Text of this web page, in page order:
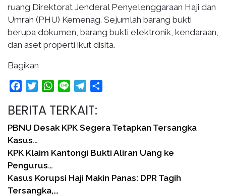
ruang Direktorat Jenderal Penyelenggaraan Haji dan
Umrah (PHU) Kemenag. Sejumlah barang bukti
berupa dokumen, barang bukti elektronik, kendaraan,
dan aset properti ikut disita.
Bagikan
FacebookTwitterWhatsApp
Line Telegram
BERITA TERKAIT:
PBNU Desak KPK Segera Tetapkan Tersangka
Kasus…
KPK Klaim Kantongi Bukti Aliran Uang ke
Pengurus…
Kasus Korupsi Haji Makin Panas: DPR Tagih
Tersangka,…